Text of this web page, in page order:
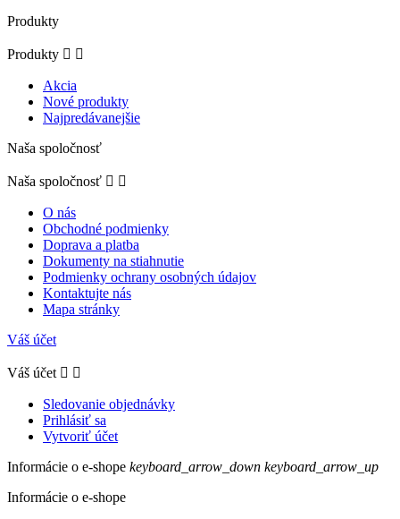
Produkty
Produkty  
Akcia
Nové produkty
Najpredávanejšie
Naša spoločnosť
Naša spoločnosť  
O nás
Obchodné podmienky
Doprava a platba
Dokumenty na stiahnutie
Podmienky ochrany osobných údajov
Kontaktujte nás
Mapa stránky
Váš účet
Váš účet  
Sledovanie objednávky
Prihlásiť sa
Vytvoriť účet
Informácie o e-shope keyboard_arrow_down keyboard_arrow_up
Informácie o e-shope